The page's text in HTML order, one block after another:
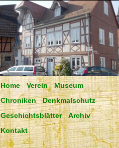
Home Verein
Museum
Chroniken
Denkmalschutz
Geschichtsblätter
Archiv
Kontakt